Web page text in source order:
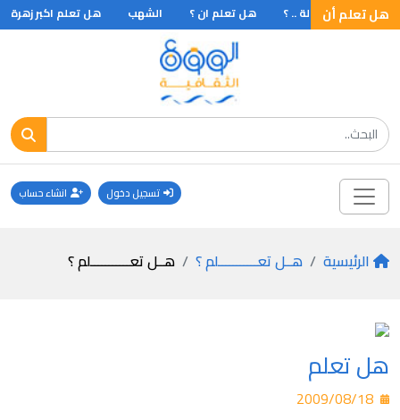
هل تعلم أن
هل تعلم أن الدولة .. ؟ هل تعلم ان ؟ الشهب هل تعلم اكبر زهرة
تسجيل دخول انشاء حساب
الرئيسية هــل تعـــــــــــلم ؟ هــل تعـــــــــــلم ؟
هل تعلم